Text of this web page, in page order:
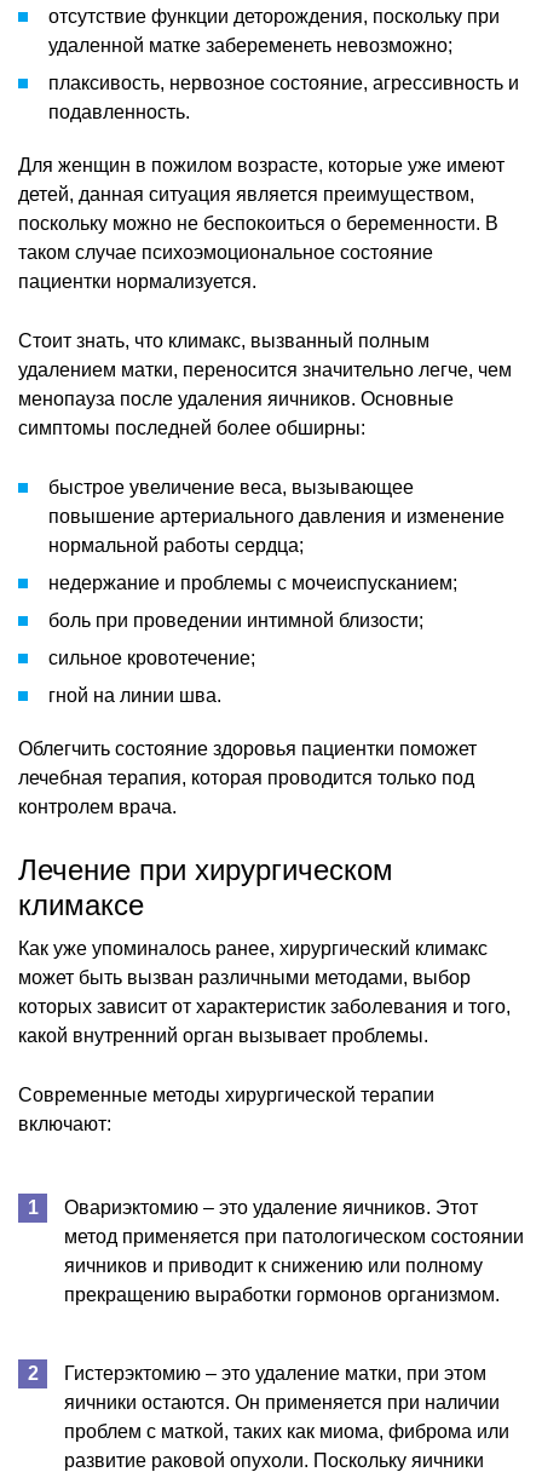
отсутствие функции деторождения, поскольку при
удаленной матке забеременеть невозможно;
плаксивость, нервозное состояние, агрессивность и
подавленность.
Для женщин в пожилом возрасте, которые уже имеют
детей, данная ситуация является преимуществом,
поскольку можно не беспокоиться о беременности. В
таком случае психоэмоциональное состояние
пациентки нормализуется.
Стоит знать, что климакс, вызванный полным
удалением матки, переносится значительно легче, чем
менопауза после удаления яичников. Основные
симптомы последней более обширны:
быстрое увеличение веса, вызывающее
повышение артериального давления и изменение
нормальной работы сердца;
недержание и проблемы с мочеиспусканием;
боль при проведении интимной близости;
сильное кровотечение;
гной на линии шва.
Облегчить состояние здоровья пациентки поможет
лечебная терапия, которая проводится только под
контролем врача.
Лечение при хирургическом
климаксе
Как уже упоминалось ранее, хирургический климакс
может быть вызван различными методами, выбор
которых зависит от характеристик заболевания и того,
какой внутренний орган вызывает проблемы.
Современные методы хирургической терапии
включают:
Овариэктомию – это удаление яичников. Этот
метод применяется при патологическом состоянии
яичников и приводит к снижению или полному
прекращению выработки гормонов организмом.
Гистерэктомию – это удаление матки, при этом
яичники остаются. Он применяется при наличии
проблем с маткой, таких как миома, фиброма или
развитие раковой опухоли. Поскольку яичники